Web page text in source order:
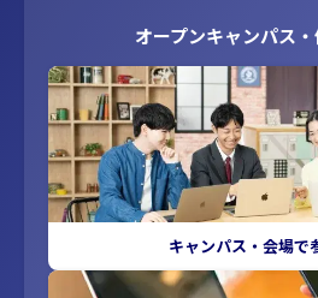
オープンキャンパス
キャンパス・会場で